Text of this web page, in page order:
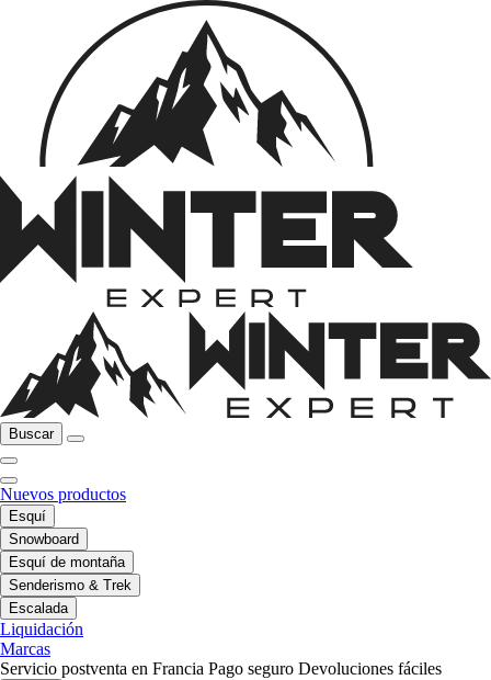
Buscar
Nuevos productos
Esquí
Snowboard
Esquí de montaña
Senderismo & Trek
Escalada
Liquidación
Marcas
Servicio postventa en Francia Pago seguro Devoluciones fáciles